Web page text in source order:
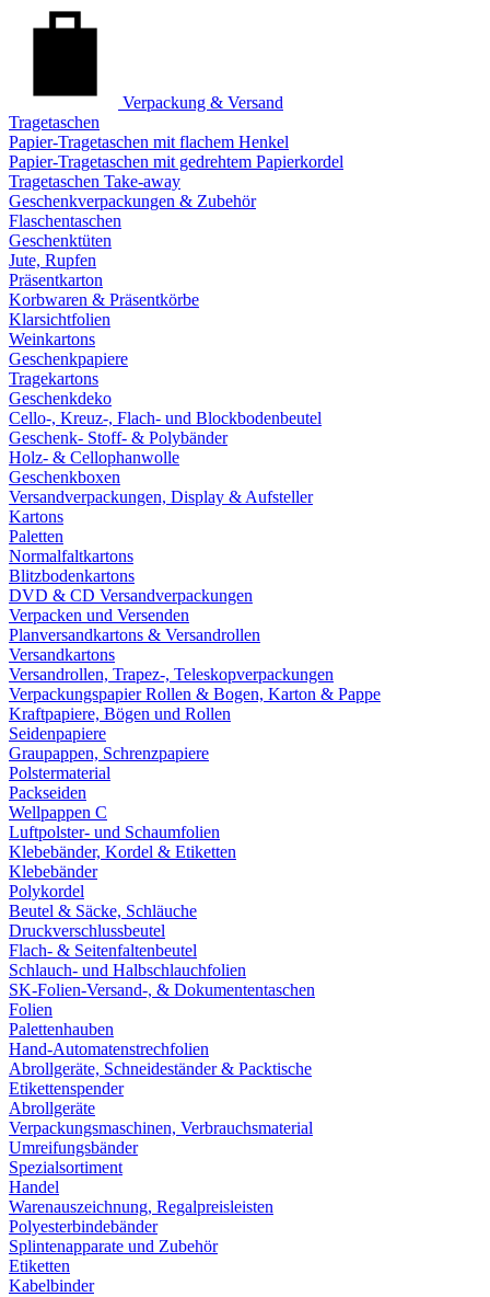
Verpackung & Versand
Tragetaschen
Papier-Tragetaschen mit flachem Henkel
Papier-Tragetaschen mit gedrehtem Papierkordel
Tragetaschen Take-away
Geschenkverpackungen & Zubehör
Flaschentaschen
Geschenktüten
Jute, Rupfen
Präsentkarton
Korbwaren & Präsentkörbe
Klarsichtfolien
Weinkartons
Geschenkpapiere
Tragekartons
Geschenkdeko
Cello-, Kreuz-, Flach- und Blockbodenbeutel
Geschenk- Stoff- & Polybänder
Holz- & Cellophanwolle
Geschenkboxen
Versandverpackungen, Display & Aufsteller
Kartons
Paletten
Normalfaltkartons
Blitzbodenkartons
DVD & CD Versandverpackungen
Verpacken und Versenden
Planversandkartons & Versandrollen
Versandkartons
Versandrollen, Trapez-, Teleskopverpackungen
Verpackungspapier Rollen & Bogen, Karton & Pappe
Kraftpapiere, Bögen und Rollen
Seidenpapiere
Graupappen, Schrenzpapiere
Polstermaterial
Packseiden
Wellpappen C
Luftpolster- und Schaumfolien
Klebebänder, Kordel & Etiketten
Klebebänder
Polykordel
Beutel & Säcke, Schläuche
Druckverschlussbeutel
Flach- & Seitenfaltenbeutel
Schlauch- und Halbschlauchfolien
SK-Folien-Versand-, & Dokumententaschen
Folien
Palettenhauben
Hand-Automatenstrechfolien
Abrollgeräte, Schneideständer & Packtische
Etikettenspender
Abrollgeräte
Verpackungsmaschinen, Verbrauchsmaterial
Umreifungsbänder
Spezialsortiment
Handel
Warenauszeichnung, Regalpreisleisten
Polyesterbindebänder
Splintenapparate und Zubehör
Etiketten
Kabelbinder